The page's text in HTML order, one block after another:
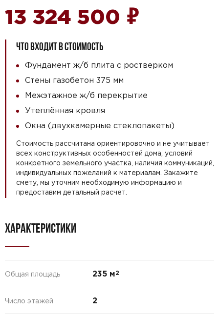
13 324 500 ₽
ЧТО ВХОДИТ В СТОИМОСТЬ
Фундамент ж/б плита с ростверком
Стены газобетон 375 мм
Межэтажное ж/б перекрытие
Утеплённая кровля
Окна (двухкамерные стеклопакеты)
Стоимость рассчитана ориентировочно и не учитывает
всех конструктивных особенностей дома, условий
конкретного земельного участка, наличия коммуникаций,
индивидуальных пожеланий к материалам. Закажите
смету, мы уточним необходимую информацию и
предоставим детальный расчет.
ХАРАКТЕРИСТИКИ
Общая площадь 235 м2
Число этажей 2